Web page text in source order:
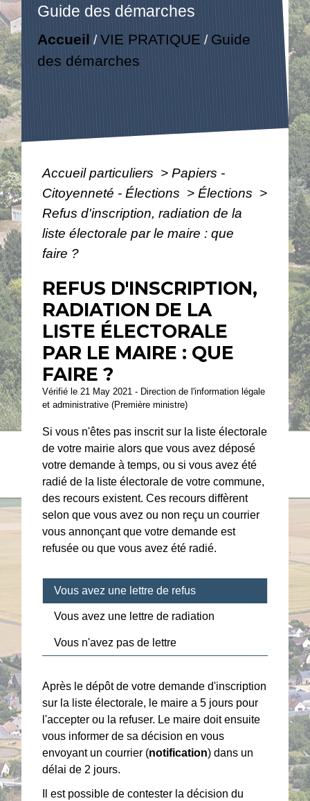
Guide des démarches
Accueil /VIE PRATIQUE / Guide
des démarches
Accueil particuliers > Papiers -
Citoyenneté - Élections > Élections >
Refus d'inscription, radiation de la
liste électorale par le maire : que
faire ?
REFUS D'INSCRIPTION,
RADIATION DE LA
LISTE ÉLECTORALE
PAR LE MAIRE : QUE
FAIRE ?
Vérifié le 21 May 2021 - Direction de l'information légale
et administrative (Première ministre)
Si vous n'êtes pas inscrit sur la liste électorale
de votre mairie alors que vous avez déposé
votre demande à temps, ou si vous avez été
radié de la liste électorale de votre commune,
des recours existent. Ces recours diffèrent
selon que vous avez ou non reçu un courrier
vous annonçant que votre demande est
refusée ou que vous avez été radié.
Vous avez une lettre de refus
Vous avez une lettre de radiation
Vous n'avez pas de lettre
Après le dépôt de votre demande d'inscription
sur la liste électorale, le maire a 5 jours pour
l'accepter ou la refuser. Le maire doit ensuite
vous informer de sa décision en vous
envoyant un courrier (notification) dans un
délai de 2 jours.
Il est possible de contester la décision du